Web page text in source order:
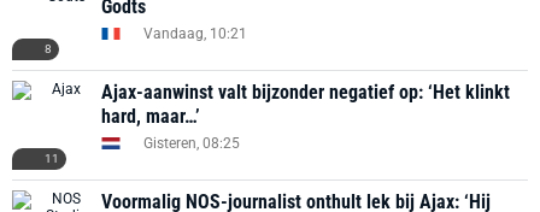
8
Godts
Vandaag, 10:21
11
Ajax-aanwinst valt bijzonder negatief op: ‘Het klinkt
hard, maar…’
Gisteren, 08:25
Voormalig NOS-journalist onthult lek bij Ajax: ‘Hij